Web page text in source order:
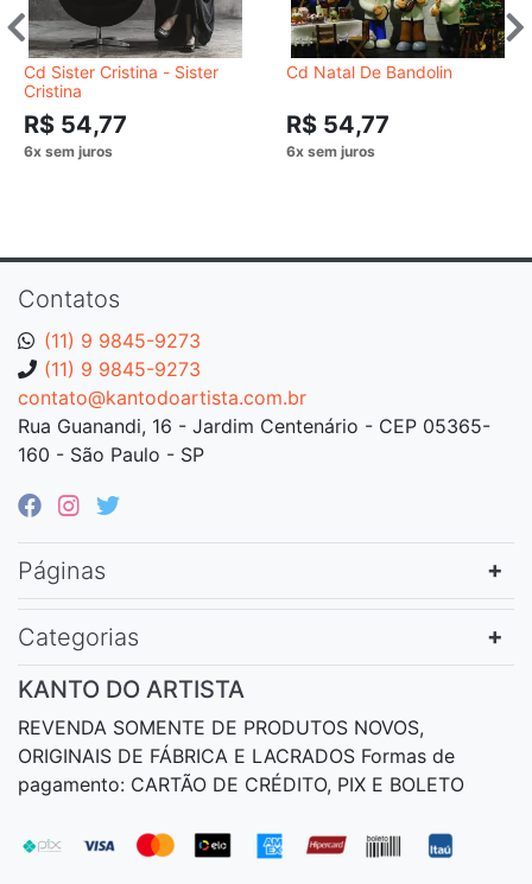
Cd Sister Cristina - Sister
Cristina
R$ 54,77
Cd Natal De Bandolin
R$ 54,77
Contatos
(11) 9 9845-9273
(11) 9 9845-9273
contato@kantodoartista.com.br
Rua Guanandi, 16 - Jardim Centenário - CEP 05365-
160 - São Paulo - SP
Páginas
Categorias
KANTO DO ARTISTA
REVENDA SOMENTE DE PRODUTOS NOVOS,
ORIGINAIS DE FÁBRICA E LACRADOS Formas de
pagamento: CARTÃO DE CRÉDITO, PIX E BOLETO